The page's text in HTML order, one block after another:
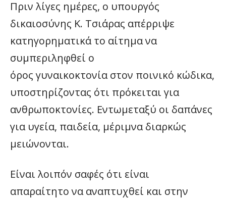
Πριν λίγες ημέρες, ο υπουργός
δικαιοσύνης Κ. Τσιάρας απέρριψε
κατηγορηματικά το αίτημα να
συμπεριληφθεί ο
όρος γυναικοκτονία στον ποινικό κώδικα,
υποστηρίζοντας ότι πρόκειται για
ανθρωποκτονίες. Εντωμεταξύ οι δαπάνες
για υγεία, παιδεία, μέριμνα διαρκώς
μειώνονται.
Είναι λοιπόν σαφές ότι είναι
απαραίτητο να αναπτυχθεί και στην